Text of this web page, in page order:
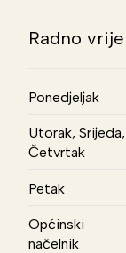
Radno
Ponedjeljak
Utorak, Srijeda,
Četvrtak
Petak
Općinski
načelnik